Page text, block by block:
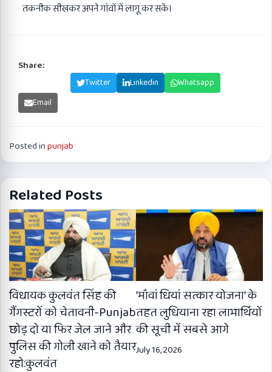
तकनीक सीखकर अपने गांवों में लागू कर सकें।
Share:
Twitter Linkedin
Whatsapp
Email
Posted inpunjab
Related Posts
विधायक कुलवंत सिंह की
गैंगस्टरों को चेतावनी-Punjab
छोड़ दो या फिर जेल जाने और
पुलिस की गोली खाने को तैयार
रहो:कुलवंत
’माँवां धियां सत्कार योजना’ के
तहत लुधियाना रहा लाभार्थियों
की सूची में सबसे आगे
July 16, 2026